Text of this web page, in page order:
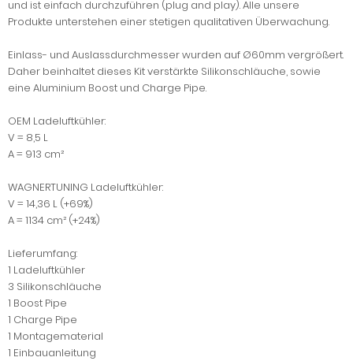
und ist einfach durchzuführen (plug and play). Alle unsere
Produkte unterstehen einer stetigen qualitativen Überwachung.
Einlass- und Auslassdurchmesser wurden auf Ø60mm vergrößert.
Daher beinhaltet dieses Kit verstärkte Silikonschläuche, sowie
eine Aluminium Boost und Charge Pipe.
OEM Ladeluftkühler:
V = 8,5 L
A = 913 cm²
WAGNERTUNING Ladeluftkühler:
V = 14,36 L (+69%)
A = 1134 cm² (+24%)
Lieferumfang:
1 Ladeluftkühler
3 Silikonschläuche
1 Boost Pipe
1 Charge Pipe
1 Montagematerial
1 Einbauanleitung